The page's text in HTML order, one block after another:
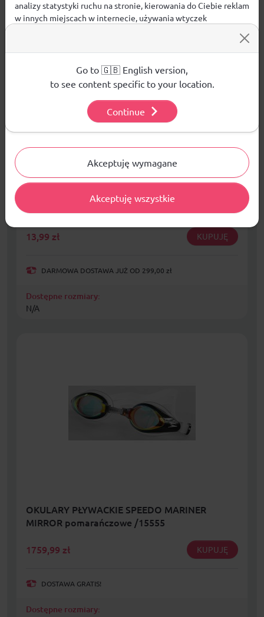
Pałeczka sztafetowa aluminiowa 1szt RBA-
Mężczyźni Kobiety Dzieci Unisex Unisex
13,99 zł KUPUJĘ
DARMOWA DOSTAWA JUŻ OD 299,00 zł
Dostępne rozmiary:
N/A
OKULARY PŁYWACKIE SPEEDO MARINER
MIRROR pomarańczowe /15555
1759,99 zł KUPUJĘ
DOSTAWA GRATIS!
Dostępne rozmiary:
analizy statystyki ruchu na stronie, kierowania do Ciebie reklam
w innych miejscach w internecie, używania wtyczek
używanych plików cookies.
Aby dowiedzieć się więcej o plikach cookie i tym, jak
wykorzystujemy Twoje dane, odwiedź naszą Polityką
Akceptuję wymagane
Akceptuję wszystkie
Go to 🇬🇧 English version,
to see content specific to your location.
Continue